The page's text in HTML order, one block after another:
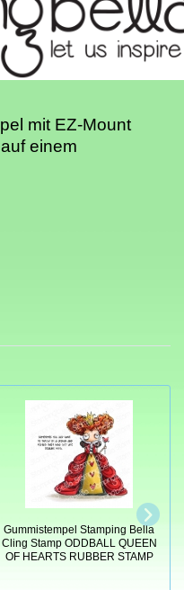
mit EZ-Mount
einem
Gummistempel Stamping Bella
Cling Stamp ODDBALL QUEEN
OF HEARTS RUBBER STAMP